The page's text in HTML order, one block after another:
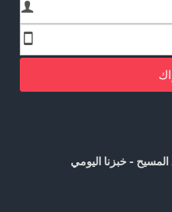
المسيح - خبزنا اليومي